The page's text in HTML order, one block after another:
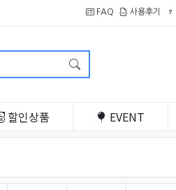
FAQ 사용후기
할인상품 EVENT